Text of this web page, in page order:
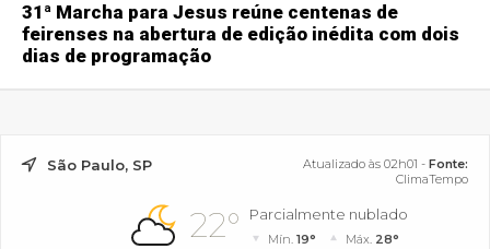
31ª Marcha para Jesus reúne centenas de
feirenses na abertura de edição inédita com dois
dias de programação
São Paulo, SP Atualizado às 02h01 - Fonte:
ClimaTempo
22° Parcialmente nublado
Mín.19° Máx. 28°